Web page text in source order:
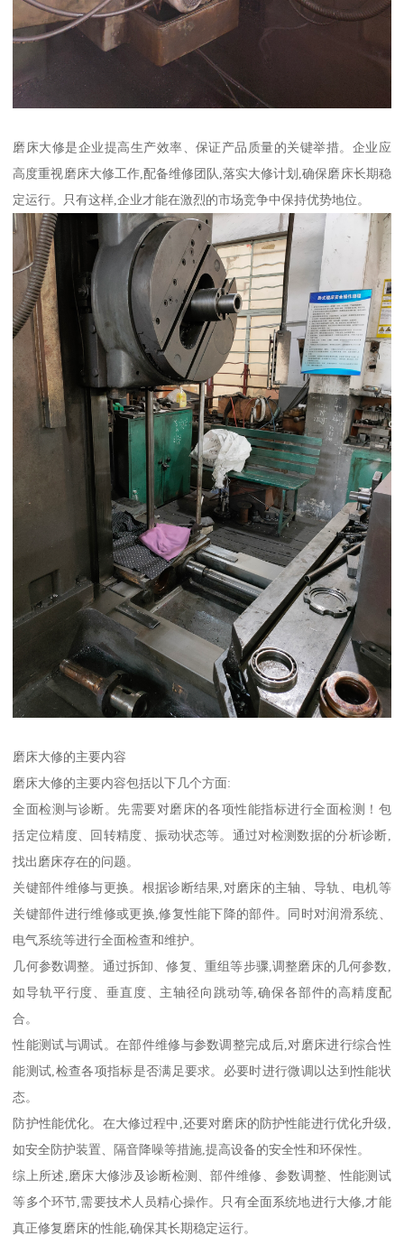
磨床大修是企业提高生产效率、保证产品质量的关键举措。企业应
高度重视磨床大修工作,配备维修团队,落实大修计划,确保磨床长期稳
定运行。只有这样,企业才能在激烈的市场竞争中保持优势地位。
磨床大修的主要内容
磨床大修的主要内容包括以下几个方面:
全面检测与诊断。先需要对磨床的各项性能指标进行全面检测！包
括定位精度、回转精度、振动状态等。通过对检测数据的分析诊断,
找出磨床存在的问题。
关键部件维修与更换。根据诊断结果,对磨床的主轴、导轨、电机等
关键部件进行维修或更换,修复性能下降的部件。同时对润滑系统、
电气系统等进行全面检查和维护。
几何参数调整。通过拆卸、修复、重组等步骤,调整磨床的几何参数,
如导轨平行度、垂直度、主轴径向跳动等,确保各部件的高精度配
合。
性能测试与调试。在部件维修与参数调整完成后,对磨床进行综合性
能测试,检查各项指标是否满足要求。必要时进行微调以达到性能状
态。
防护性能优化。在大修过程中,还要对磨床的防护性能进行优化升级,
如安全防护装置、隔音降噪等措施,提高设备的安全性和环保性。
综上所述,磨床大修涉及诊断检测、部件维修、参数调整、性能测试
等多个环节,需要技术人员精心操作。只有全面系统地进行大修,才能
真正修复磨床的性能,确保其长期稳定运行。